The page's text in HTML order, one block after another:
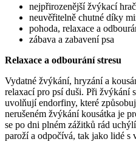
nejpřirozenější žvýkací
neuvěřitelně chutné díky
pohoda, relaxace a
zábava a zabavení psa
Relaxace a odbourání stresu
Vydatné žvýkání, hryzání a
relaxací pro psí duši. Při žvýkání
uvolňují endorfiny, které
nerušeném žvýkání kousátka je
se po dni plném zážitků rád
paroží a odpočívá, tak jako lidé s